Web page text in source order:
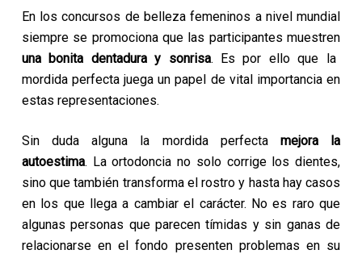
En los concursos de belleza femeninos a nivel mundial
siempre se promociona que las participantes muestren
una bonita dentadura y sonrisa. Es por ello que la
mordida perfecta juega un papel de vital importancia en
estas representaciones.
Sin duda alguna la mordida perfecta mejora la
autoestima. La ortodoncia no solo corrige los dientes,
sino que también transforma el rostro y hasta hay casos
en los que llega a cambiar el carácter. No es raro que
algunas personas que parecen tímidas y sin ganas de
relacionarse en el fondo presenten problemas en su